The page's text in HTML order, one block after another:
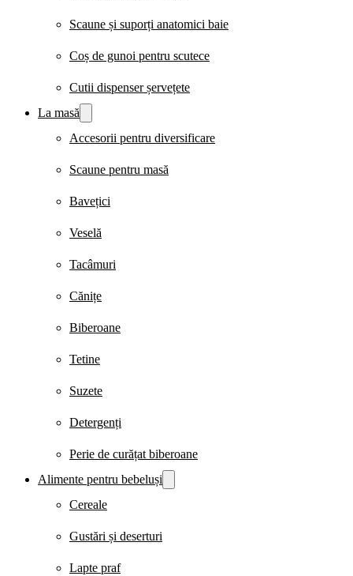
Scaune și suporți anatomici baie
Coș de gunoi pentru scutece
Cutii dispenser șervețete
La masă
Accesorii pentru diversificare
Scaune pentru masă
Bavețici
Veselă
Tacâmuri
Cănițe
Biberoane
Tetine
Suzete
Detergenți
Perie de curățat biberoane
Alimente pentru bebeluși
Cereale
Gustări și deserturi
Lapte praf